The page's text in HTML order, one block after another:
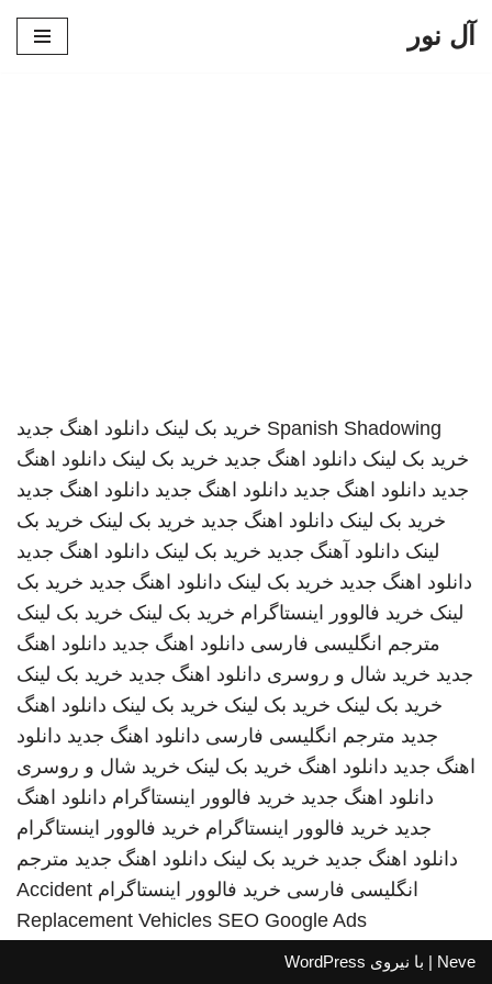
آل نور
Spanish Shadowing خرید بک لینک دانلود اهنگ جدید
خرید بک لینک دانلود اهنگ جدید خرید بک لینک دانلود اهنگ
جدید دانلود اهنگ جدید دانلود اهنگ جدید دانلود اهنگ جدید
خرید بک لینک دانلود اهنگ جدید خرید بک لینک خرید بک
لینک دانلود آهنگ جدید خرید بک لینک دانلود اهنگ جدید
دانلود اهنگ جدید خرید بک لینک دانلود اهنگ جدید خرید بک
لینک خرید فالوور اینستاگرام خرید بک لینک خرید بک لینک
مترجم انگلیسی فارسی دانلود اهنگ جدید دانلود اهنگ
جدید خرید شال و روسری دانلود اهنگ جدید خرید بک لینک
خرید بک لینک خرید بک لینک خرید بک لینک دانلود اهنگ
جدید مترجم انگلیسی فارسی دانلود اهنگ جدید دانلود
اهنگ جدید دانلود اهنگ خرید بک لینک خرید شال و روسری
دانلود اهنگ جدید خرید فالوور اینستاگرام دانلود اهنگ
جدید خرید فالوور اینستاگرام خرید فالوور اینستاگرام
دانلود اهنگ جدید خرید بک لینک دانلود اهنگ جدید مترجم
انگلیسی فارسی خرید فالوور اینستاگرام Accident
Replacement Vehicles SEO Google Ads
Neve | با نیروی WordPress